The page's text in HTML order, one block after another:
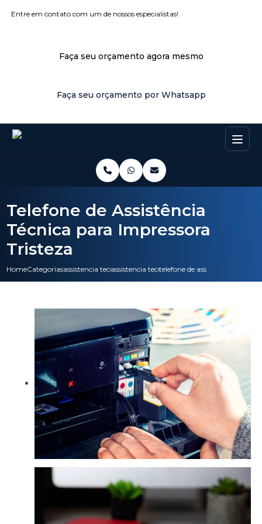
Entre em contato com um de nossos especialistas!
Faça seu orçamento agora mesmo
Faça seu orçamento por Whatsapp
HomeCategoriasassistencia tecnicaassistencia tecnica notebook
telefone de assistencia
Telefone de Assistência
Técnica para Impressora
Tristeza